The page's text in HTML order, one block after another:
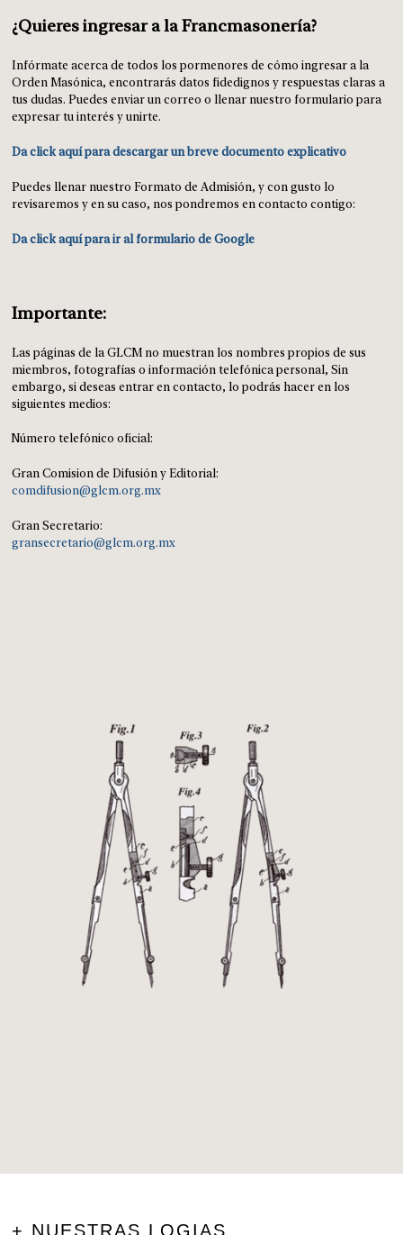
¿Quieres ingresar a la Francmasonería?
Infórmate acerca de todos los pormenores de cómo ingresar a la
Orden Masónica, encontrarás datos fidedignos y respuestas claras a
tus dudas. Puedes enviar un correo o llenar nuestro formulario para
expresar tu interés y unirte.
Da click aquí para descargar un breve documento explicativo
Puedes llenar nuestro Formato de Admisión, y con gusto lo
revisaremos y en su caso, nos pondremos en contacto contigo:
Da click aquí para ir al formulario de Google
Importante:
Las páginas de la GLCM no muestran los nombres propios de sus
miembros, fotografías o información telefónica personal, Sin
embargo, si deseas entrar en contacto, lo podrás hacer en los
siguientes medios:
Número telefónico oficial:
Gran Comision de Difusión y Editorial:
comdifusion@glcm.org.mx
Gran Secretario:
gransecretario@glcm.org.mx
+ NUESTRAS LOGIAS